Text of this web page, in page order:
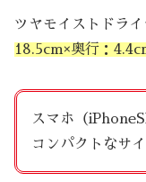
ツヤモイストドライ
18.5cm×奥行：
スマホ（
コンパクトなサ